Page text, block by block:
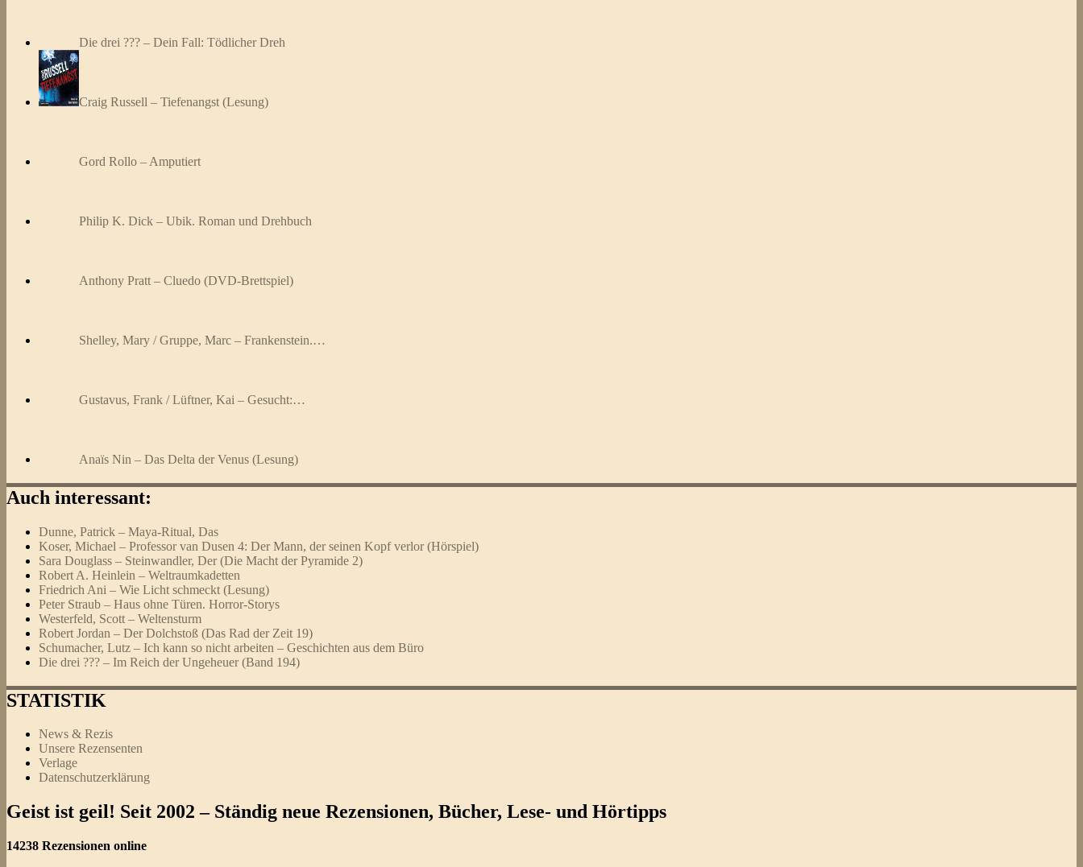
Die drei ??? – Dein Fall: Tödlicher Dreh
Craig Russell – Tiefenangst (Lesung)
Gord Rollo – Amputiert
Philip K. Dick – Ubik. Roman und Drehbuch
Anthony Pratt – Cluedo (DVD-Brettspiel)
Shelley, Mary / Gruppe, Marc – Frankenstein.…
Gustavus, Frank / Lüftner, Kai – Gesucht:…
Anaïs Nin – Das Delta der Venus (Lesung)
Auch interessant:
Dunne, Patrick – Maya-Ritual, Das
Koser, Michael – Professor van Dusen 4: Der Mann, der seinen Kopf verlor (Hörspiel)
Sara Douglass – Steinwandler, Der (Die Macht der Pyramide 2)
Robert A. Heinlein – Weltraumkadetten
Friedrich Ani – Wie Licht schmeckt (Lesung)
Peter Straub – Haus ohne Türen. Horror-Storys
Westerfeld, Scott – Weltensturm
Robert Jordan – Der Dolchstoß (Das Rad der Zeit 19)
Schumacher, Lutz – Ich kann so nicht arbeiten – Geschichten aus dem Büro
Die drei ??? – Im Reich der Ungeheuer (Band 194)
STATISTIK
News & Rezis
Unsere Rezensenten
Verlage
Datenschutzerklärung
Geist ist geil! Seit 2002 – Ständig neue Rezensionen, Bücher, Lese- und Hörtipps
14238 Rezensionen online